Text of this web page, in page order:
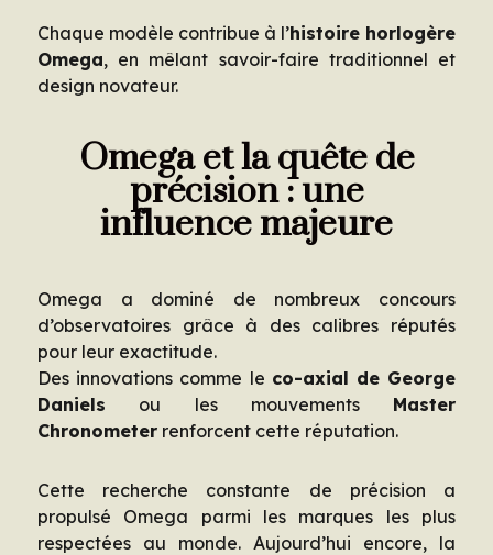
Chaque modèle contribue à l’histoire horlogère
Omega, en mêlant savoir-faire traditionnel et
design novateur.
Omega et la quête de
précision : une
influence majeure
Omega a dominé de nombreux concours
d’observatoires grâce à des calibres réputés
pour leur exactitude.
Des innovations comme le co-axial de George
Daniels ou les mouvements Master
Chronometer renforcent cette réputation.
Cette recherche constante de précision a
propulsé Omega parmi les marques les plus
respectées au monde. Aujourd’hui encore, la